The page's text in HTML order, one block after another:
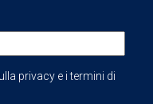
privacy e i termini di